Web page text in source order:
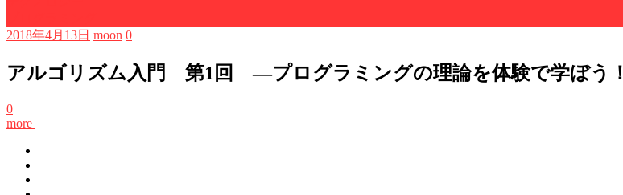
2018年4月13日 moon 0
アルゴリズム入門 第1回 ―プログラミングの理論を体験で学ぼう！
0
more